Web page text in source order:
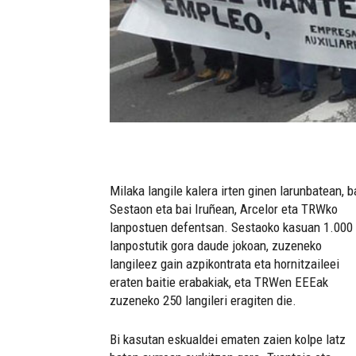
Milaka langile kalera irten ginen larunbatean,
Sestaon eta bai Iruñean, Arcelor eta TRWko
lanpostuen defentsan. Sestaoko kasuan 1.000
lanpostutik gora daude jokoan, zuzeneko
langileez gain azpikontrata eta hornitzaileei
eraten baitie erabakiak, eta TRWen EEEak
zuzeneko 250 langileri eragiten die.
Bi kasutan eskualdei ematen zaien kolpe latz